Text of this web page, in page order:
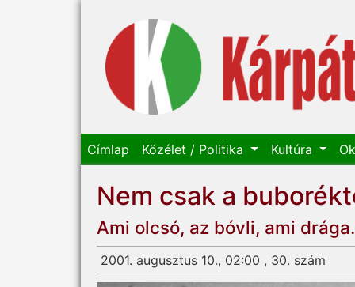
Címlap Közélet / Politika Kultúra
Nem csak a
Ami olcsó, az bóvli, ami
2001. augusztus 10., 02:00 , 30. szám